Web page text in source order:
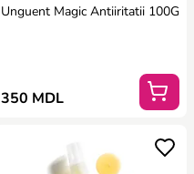
Unguent Magic Antiiritatii 100G
350 MDL